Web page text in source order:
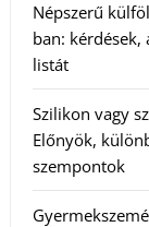
Népszerű
ban: kérdések,
listát
Szilikon vagy
Előnyök,
szempontok